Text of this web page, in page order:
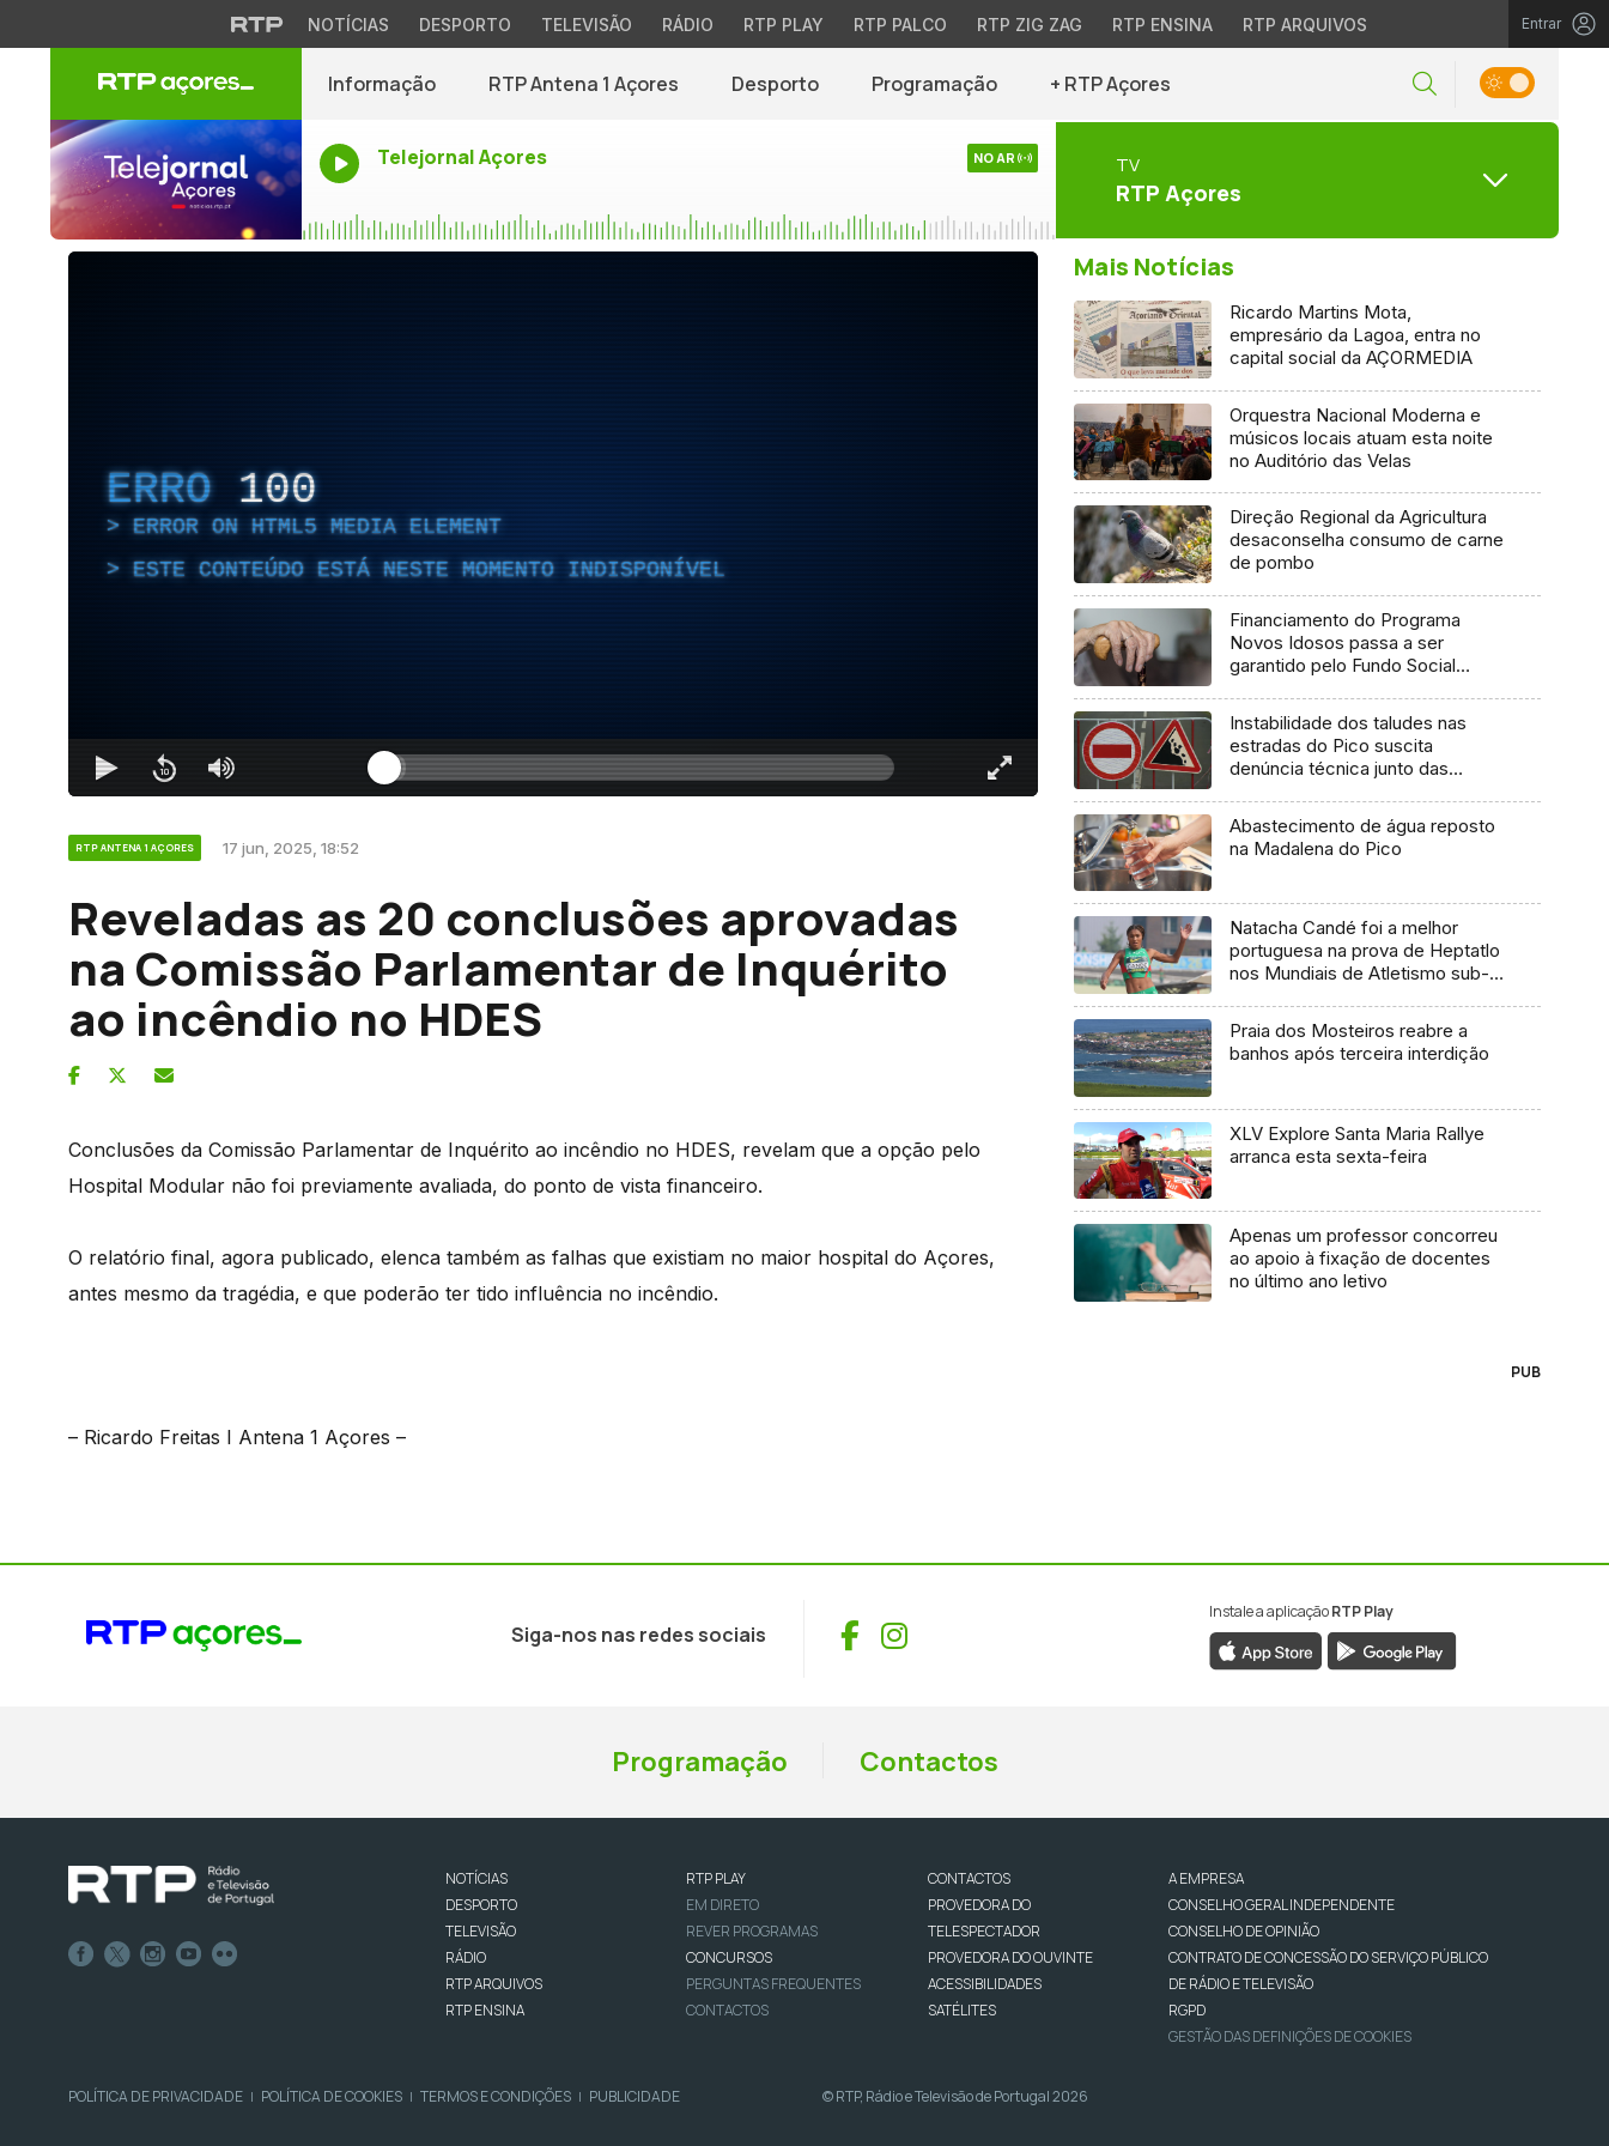
NOTÍCIAS DESPORTO TELEVISÃO RÁDIO RTP PLAY RTP PALCO RTP ZIG ZAG RTP ENSINA RTP ARQUIVOS Entrar
Informação RTP Antena 1 Açores Desporto Programação + RTP Açores
Telejornal Açores NO AR TV
RTP Açores
ERRO 100
ERROR ON HTML5 MEDIA ELEMENT
ESTE CONTEÚDO ESTÁ NESTE MOMENTO INDISPONÍVEL
RTP ANTENA 1 AÇORES 17 jun, 2025, 18:52
Reveladas as 20 conclusões aprovadas
na Comissão Parlamentar de Inquérito
ao incêndio no HDES
Conclusões da Comissão Parlamentar de Inquérito ao incêndio no HDES, revelam que a opção pelo
Hospital Modular não foi previamente avaliada, do ponto de vista financeiro.
O relatório final, agora publicado, elenca também as falhas que existiam no maior hospital do Açores,
antes mesmo da tragédia, e que poderão ter tido influência no incêndio.
– Ricardo Freitas I Antena 1 Açores –
Mais Notícias
Ricardo Martins Mota,
empresário da Lagoa, entra no
capital social da AÇORMEDIA
Orquestra Nacional Moderna e
músicos locais atuam esta noite
no Auditório das Velas
Direção Regional da Agricultura
desaconselha consumo de carne
de pombo
Financiamento do Programa
Novos Idosos passa a ser
garantido pelo Fundo Social
Instabilidade dos taludes nas
estradas do Pico suscita
denúncia técnica junto das
Abastecimento de água reposto
na Madalena do Pico
Natacha Candé foi a melhor
portuguesa na prova de Heptatlo
nos Mundiais de Atletismo sub-
Praia dos Mosteiros reabre a
banhos após terceira interdição
XLV Explore Santa Maria Rallye
arranca esta sexta-feira
Apenas um professor concorreu
ao apoio à fixação de docentes
no último ano letivo
PUB
Siga-nos nas redes sociais Facebook
Instagram
Instale a aplicaçãoRTP Play
Programação Contactos
NOTÍCIAS
DESPORTO
TELEVISÃO
RÁDIO
RTP ARQUIVOS
RTP ENSINA
RTP PLAY
EM DIRETO
REVER PROGRAMAS
CONCURSOS
PERGUNTAS FREQUENTES
CONTACTOS
CONTACTOS
PROVEDORA DO
TELESPECTADOR
PROVEDORA DO OUVINTE
ACESSIBILIDADES
SATÉLITES
A EMPRESA
CONSELHO GERAL INDEPENDENTE
CONSELHO DE OPINIÃO
CONTRATO DE CONCESSÃO DO SERVIÇO PÚBLICO
DE RÁDIO E TELEVISÃO
RGPD
GESTÃO DAS DEFINIÇÕES DE COOKIES
POLÍTICA DE PRIVACIDADE | POLÍTICA DE COOKIES | TERMOS E CONDIÇÕES | PUBLICIDADE © RTP, Rádio e Televisão de Portugal 2026